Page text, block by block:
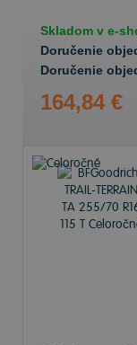
Skladom v e-
Doručenie
Doručenie
164,84 €